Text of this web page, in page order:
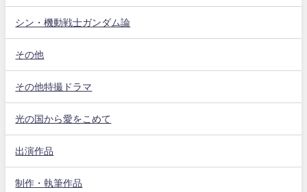
シン・機動戦士ガンダム論
その他
その他特撮ドラマ
光の国から愛をこめて
出演作品
制作・執筆作品